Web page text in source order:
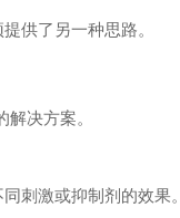
供了另一种思路。
决方案。
刺激或抑制剂的效果。